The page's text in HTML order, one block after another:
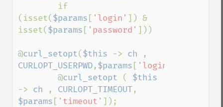
(isset( $params [ 'login' ]) &
isset( $params [ 'password' ]))
@curl_setopt( $this -> ch
CURLOPT_USERPWD,$params [ 'login'
        @
curl_setopt (
-> ch , CURLOPT_TIMEOUT
$params [ 'timeout' ]);